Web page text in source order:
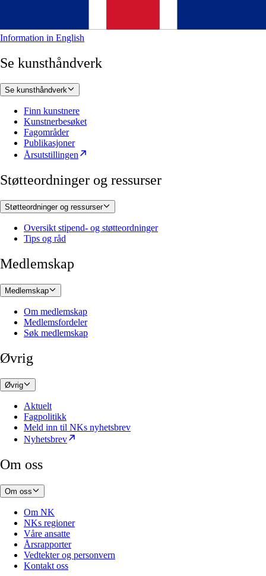
Information in English
Se kunsthåndverk
Se kunsthåndverk
Finn kunstnere
Kunstnerbesøket
Fagområder
Publikasjoner
Årsutstillingen
Støtteordninger og ressurser
Støtteordninger og ressurser
Oversikt stipend- og støtteordninger
Tips og råd
Medlemskap
Medlemskap
Om medlemskap
Medlemsfordeler
Søk medlemskap
Øvrig
Øvrig
Aktuelt
Fagpolitikk
Meld inn til NKs nyhetsbrev
Nyhetsbrev
Om oss
Om oss
Om NK
NKs regioner
Våre ansatte
Årsrapporter
Vedtekter og personvern
Kontakt oss